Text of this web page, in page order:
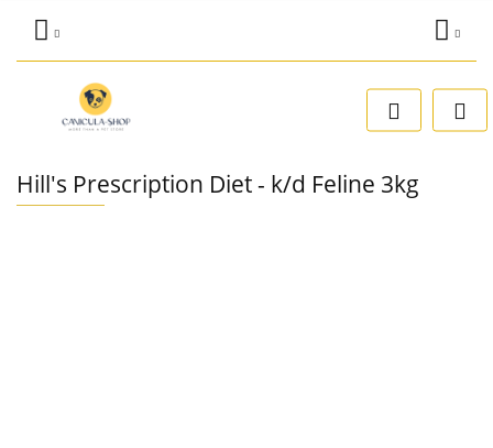
Zaloguj się
Dodaj zgłoszenie
Hill's Prescription Diet - k/d Feline 3kg